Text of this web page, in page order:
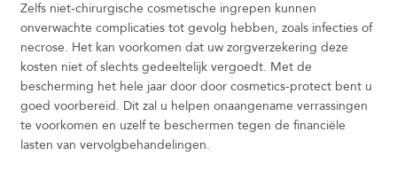
Zelfs niet-chirurgische cosmetische ingrepen kunnen
onverwachte complicaties tot gevolg hebben, zoals infecties of
necrose. Het kan voorkomen dat uw zorgverzekering deze
kosten niet of slechts gedeeltelijk vergoedt. Met de
bescherming het hele jaar door door cosmetics-protect bent u
goed voorbereid. Dit zal u helpen onaangename verrassingen
te voorkomen en uzelf te beschermen tegen de financiële
lasten van vervolgbehandelingen.